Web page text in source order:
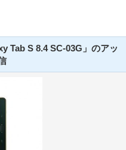
Tab S 8.4 SC-03G」のアッ